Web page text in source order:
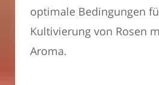
optimale Bedingungen
Kultivierung von Rosen
Aroma.